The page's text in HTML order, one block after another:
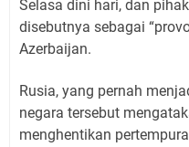
Selasa dini hari, dan
disebutnya sebagai
Azerbaijan.
Rusia, yang pernah
negara tersebut
menghentikan